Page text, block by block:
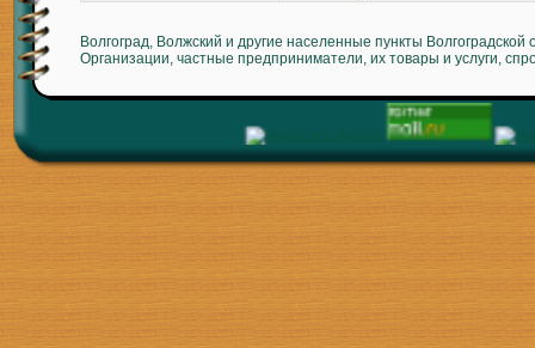
Волгоград, Волжский и другие населенные пункты Волгоградской
Организации, частные предприниматели, их товары и услуги,